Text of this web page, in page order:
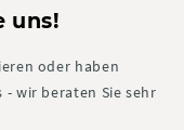
uns!
oder haben
- wir beraten Sie sehr